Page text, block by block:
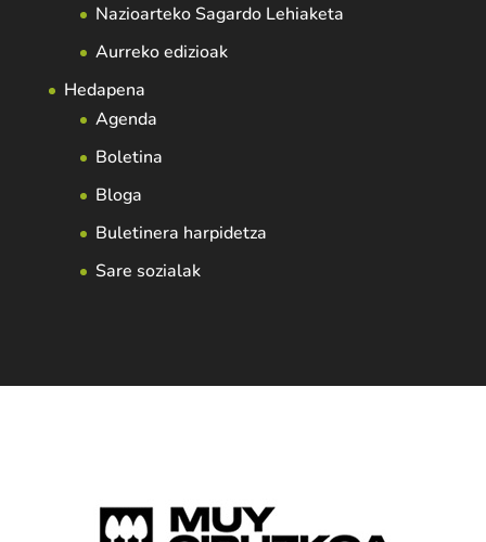
Nazioarteko Sagardo Lehiaketa
Aurreko edizioak
Hedapena
Agenda
Boletina
Bloga
Buletinera harpidetza
Sare sozialak